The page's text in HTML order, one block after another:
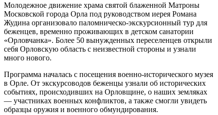
Молодежное движение храма святой блаженной Матроны
Московской города Орла под руководством иерея Романа
Жудина организовало паломническо-экскурсионный тур для
беженцев, временно проживающих в детском санатории
«Орловчанка». Более 50 вынужденных переселенцев открыли
себя Орловскую область с неизвестной стороны и узнали
много нового.
Программа началась с посещения военно-исторического музея
в Орле. От экскурсоводов беженцы узнали об исторических
событиях, происходивших на Орловщине, о наших земляках
— участниках военных конфликтов, а также смогли увидеть
образцы оружия и военного обмундирования.